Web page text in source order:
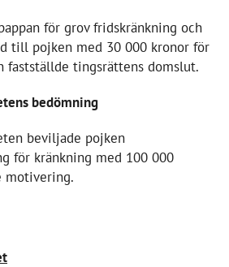
för grov fridskränkning och
till pojken med 30 000 kronor för
fastställde tingsrättens domslut.
bedömning
beviljade pojken
för kränkning med 100 000
motivering.